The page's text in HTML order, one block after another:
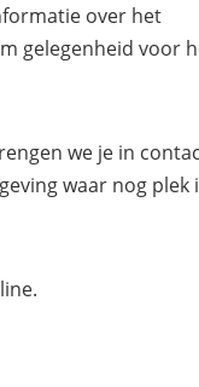
over het
gelegenheid voor
we je in
waar nog plek